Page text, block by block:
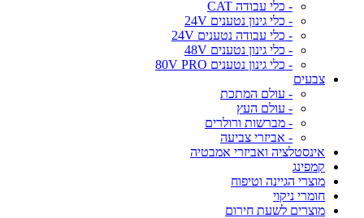
- כלי עבודה CAT
- כלי גינון נטענים 24V
- כלי עבודה נטענים 24V
- כלי גינון נטענים 48V
- כלי גינון נטענים 80V PRO
צבעים
- עולם המתכת
- עולם העץ
- מברשות ורולרים
- אביזרי צביעה
אינסטלציה ואביזרי אמבטיה
קמפינג
מוצרי הגיינה וטיפוח
חומרי ניקוי
מוצרים לשעת חירום